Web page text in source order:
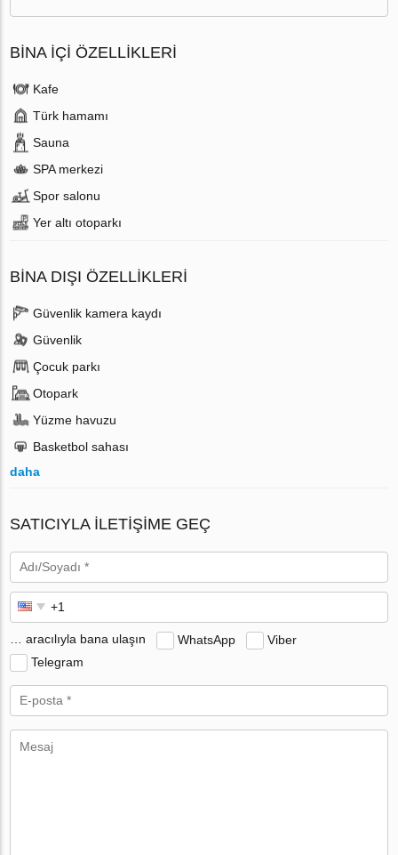
BINA İÇI ÖZELLIKLERI
Kafe
Türk hamamı
Sauna
SPA merkezi
Spor salonu
Yer altı otoparkı
BINA DIŞI ÖZELLIKLERI
Güvenlik kamera kaydı
Güvenlik
Çocuk parkı
Otopark
Yüzme havuzu
Basketbol sahası
daha
SATICIYLA ILETIŞIME GEÇ
… aracılıyla bana ulaşın WhatsApp
Viber
Telegram